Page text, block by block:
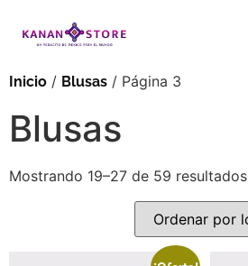
Inicio / Blusas / Página 3
Blusas
Mostrando 19–27 de 59 resultados